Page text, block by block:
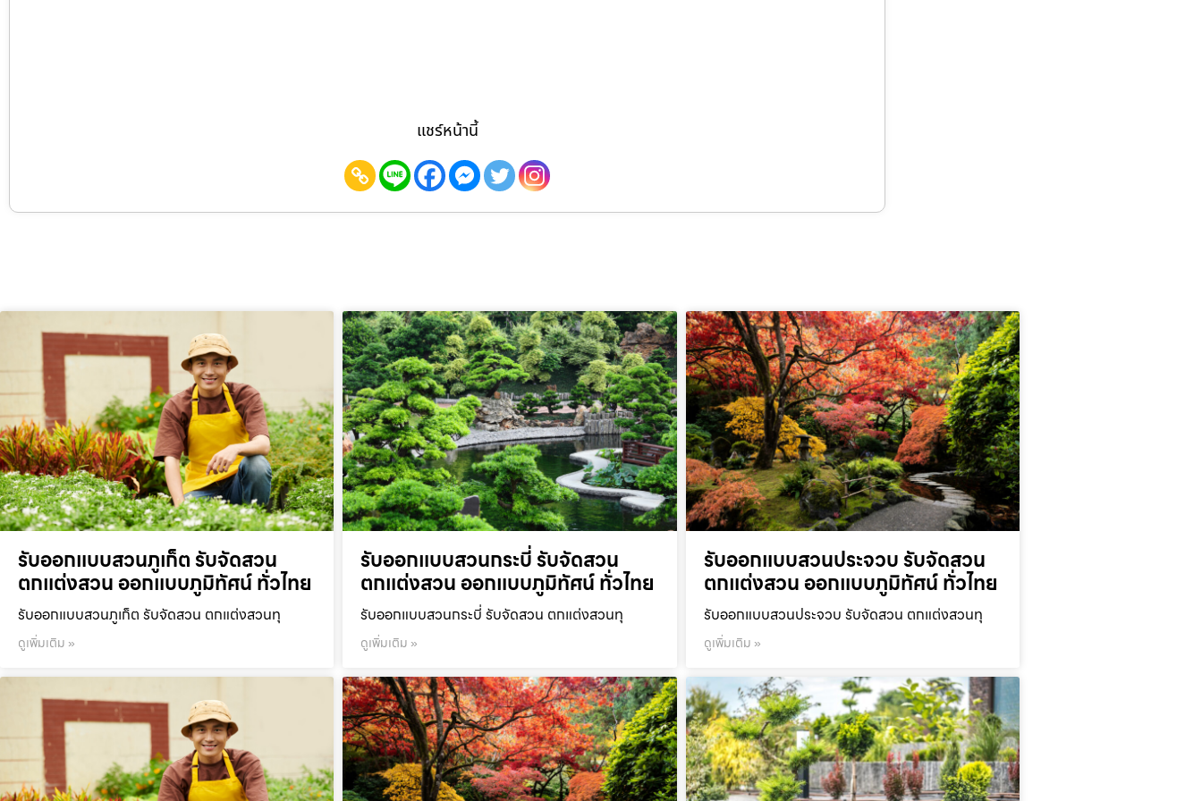
แชร์หน้านี้
รับออกแบบสวนภูเก็ต รับจัดสวน
ตกแต่งสวน ออกแบบภูมิทัศน์ ทั่วไทย
รับออกแบบสวนภูเก็ต รับจัดสวน ตกแต่งสวนทุ
ดูเพิ่มเติม »
รับออกแบบสวนกระบี่ รับจัดสวน
ตกแต่งสวน ออกแบบภูมิทัศน์ ทั่วไทย
รับออกแบบสวนกระบี่ รับจัดสวน ตกแต่งสวนทุ
ดูเพิ่มเติม »
รับออกแบบสวนประจวบ รับจัดสวน
ตกแต่งสวน ออกแบบภูมิทัศน์ ทั่วไทย
รับออกแบบสวนประจวบ รับจัดสวน ตกแต่งสวนทุ
ดูเพิ่มเติม »